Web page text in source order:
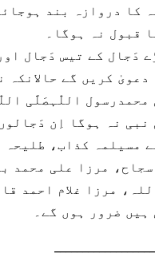
کا دروازہ بند
قبول نہ ہوگا۔
بڑے دَجال کے تیس دَجال
دعویٰ کریں گے حالانکہ
محمدرسول اللّٰہصَلَّی
نبی نہ ہوگا اِن
مسیلمہ کذاب، طلیحہ
مرزا علی محمد
مرزا غلام احمد
ہیں ضرور ہوں گے۔